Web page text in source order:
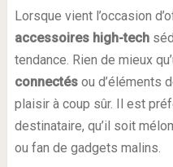
Lorsque vient l’occasion
accessoires high-tech
tendance. Rien de mieux
connectésou d’éléments
plaisir à coup sûr. Il est
destinataire, qu’il soit
ou fan de gadgets malins.